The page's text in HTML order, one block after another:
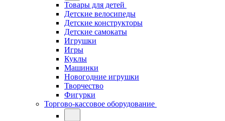
Товары для детей
Детские велосипеды
Детские конструкторы
Детские самокаты
Игрушки
Игры
Куклы
Машинки
Новогодние игрушки
Творчество
Фигурки
Торгово-кассовое оборудование